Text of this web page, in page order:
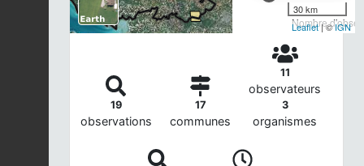
Nombre
30 km
Leaflet| ©IGN
19
observations
17
communes
11
observateurs
3
organismes